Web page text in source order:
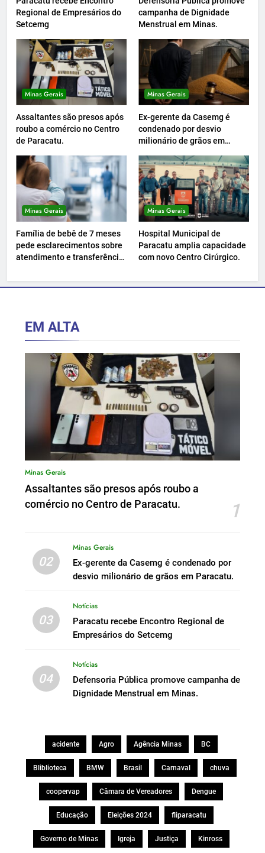
Regional de Empresários do
Setcemg
campanha de Dignidade
Menstrual em Minas.
Minas Gerais
Assaltantes são presos após
roubo a comércio no Centro
de Paracatu.
Minas Gerais
Ex-gerente da Casemg é
condenado por desvio
milionário de grãos em
Minas Gerais
Família de bebê de 7 meses
pede esclarecimentos sobre
atendimento e transferência
Minas Gerais
Hospital Municipal de
Paracatu amplia capacidade
com novo Centro Cirúrgico.
EM ALTA
Minas Gerais
Assaltantes são presos após roubo a
comércio no Centro de Paracatu.
1
02
Minas Gerais
Ex-gerente da Casemg é condenado por
desvio milionário de grãos em Paracatu.
03
Notícias
Paracatu recebe Encontro Regional de
Empresários do Setcemg
04
Notícias
Defensoria Pública promove campanha de
Dignidade Menstrual em Minas.
acidente Agro Agência Minas BC
Bliblioteca BMW Brasil Carnaval chuva
coopervap Câmara de Vereadores Dengue
Educação Eleições 2024 fliparacatu
Governo de Minas Igreja Justiça Kinross